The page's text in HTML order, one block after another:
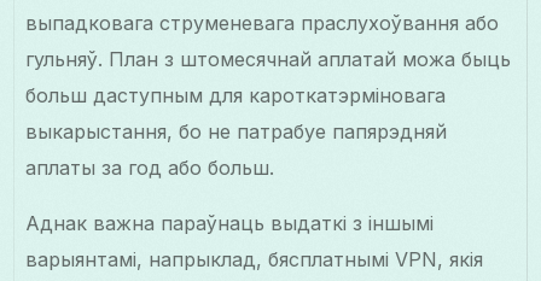
выпадковага струменевага праслухоўвання або
гульняў. План з штомесячнай аплатай можа быць
больш даступным для кароткатэрміновага
выкарыстання, бо не патрабуе папярэдняй
аплаты за год або больш.
Аднак важна параўнаць выдаткі з іншымі
варыянтамі, напрыклад, бясплатнымі VPN, якія